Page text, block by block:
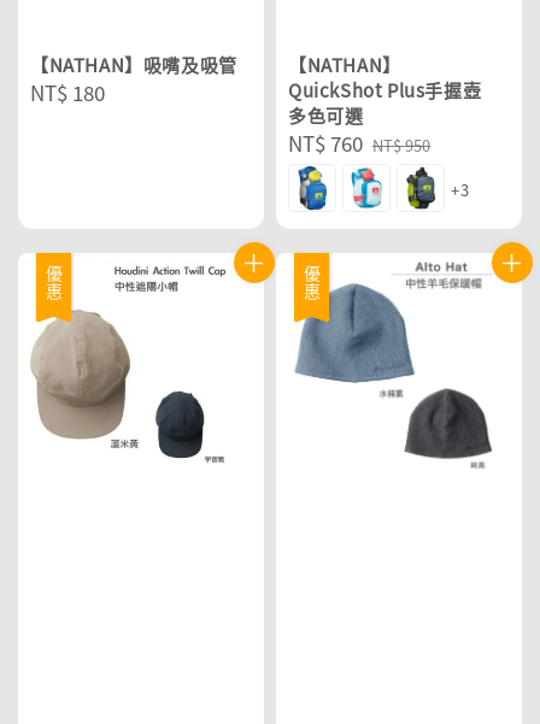
【NATHAN】吸嘴及吸管
Regular
NT$ 180
【NATHAN】
QuickShot Plus手握壺
多色可選
Sale
price
NT$ 760 Regular
price
NT$ 950
+3
優惠 優惠